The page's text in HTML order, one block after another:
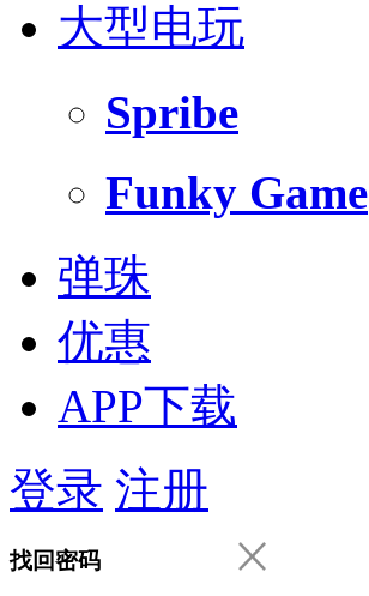
大型电玩
Spribe
Funky Game
弹珠
优惠
APP下载
登录 注册
找回密码